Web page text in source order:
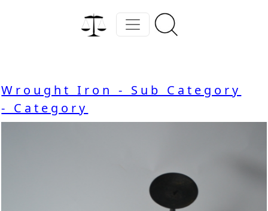
Wrought Iron - Sub Category
- Category